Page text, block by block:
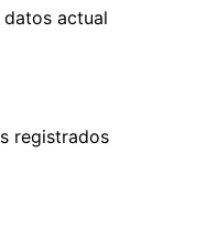
actual
registrados